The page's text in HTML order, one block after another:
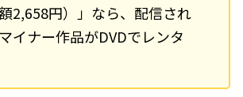
2,658円）」なら、配信され
イナー作品がDVDでレンタ